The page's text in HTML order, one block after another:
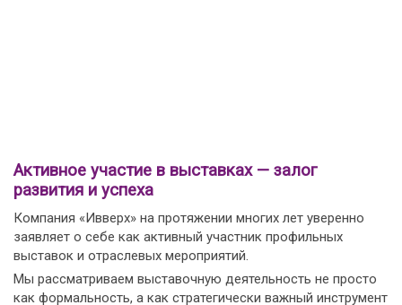
Активное участие в выставках — залог
развития и успеха
Компания «Ивверх» на протяжении многих лет уверенно
заявляет о себе как активный участник профильных
выставок и отраслевых мероприятий.
Мы рассматриваем выставочную деятельность не просто
как формальность, а как стратегически важный инструмент